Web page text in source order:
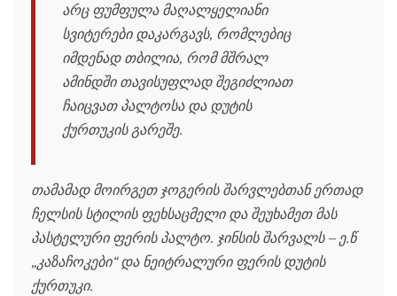
არც ფუმფულა მაღალყელიანი
სვიტერები დაკარგავს, რომლებიც
იმდენად თბილია, რომ მშრალ
ამინდში თავისუფლად შეგიძლიათ
ჩაიცვათ პალტოსა და დუტის
ქურთუკის გარეშე.
თამამად მოირგეთ ჯოგერის შარვლებთან ერთად
ჩელსის სტილის ფეხსაცმელი და შეუხამეთ მას
პასტელური ფერის პალტო. ჯინსის შარვალს – ე.წ
„კაზაჩოკები“ და ნეიტრალური ფერის დუტის
ქურთუკი.